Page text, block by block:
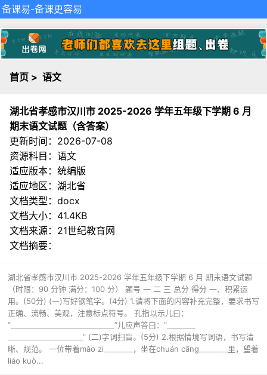
备课易-备课更容易
首页 > 语文
湖北省孝感市汉川市 2025-2026 学年五年级下学期 6 月
期末语文试题（含答案）
更新时间：2026-07-08
资源科目：语文
适应版本：统编版
适应地区：湖北省
文档类型：docx
文档大小：41.4KB
文档来源： 21世纪教育网
文档摘要：
湖北省孝感市汉川市 2025-2026 学年五年级下学期 6 月 期末语文试题
（时限：90 分钟 满分：100 分） 题号 一 二 三 总分 得分 一、积累运
用。(50分) (一)写好钢笔字。(4分) 1.请将下面的内容补充完整，要求书写
正确、流畅、美观，注意标点符号。 孔指以示儿曰：
“_____________________________”儿应声答曰：“________
_____________________” (二)字词扫盲。(5分) 2.根据情境写词语，书写清
晰、规范。 一位带着mào zi________，坐在chuán cāng________里，望着
liáo kuò...